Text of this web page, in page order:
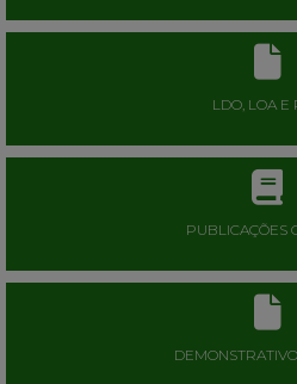
LDO, LOA E
PUBLICAÇÕES